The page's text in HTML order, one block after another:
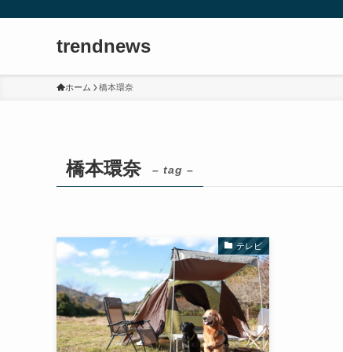
trendnews
ホーム 橋本環奈
橋本環奈 – tag –
テレビ